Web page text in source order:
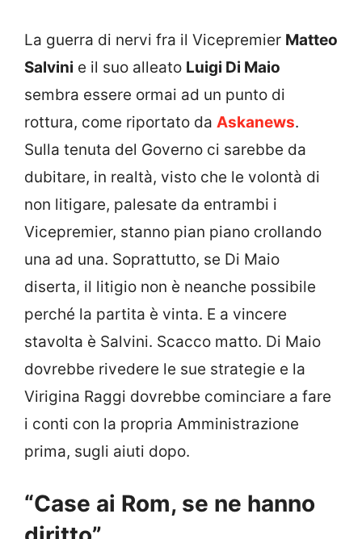
La guerra di nervi fra il Vicepremier Matteo
Salvini e il suo alleato Luigi Di Maio
sembra essere ormai ad un punto di
rottura, come riportato da Askanews.
Sulla tenuta del Governo ci sarebbe da
dubitare, in realtà, visto che le volontà di
non litigare, palesate da entrambi i
Vicepremier, stanno pian piano crollando
una ad una. Soprattutto, se Di Maio
diserta, il litigio non è neanche possibile
perché la partita è vinta. E a vincere
stavolta è Salvini. Scacco matto. Di Maio
dovrebbe rivedere le sue strategie e la
Virigina Raggi dovrebbe cominciare a fare
i conti con la propria Amministrazione
prima, sugli aiuti dopo.
“Case ai Rom, se ne hanno